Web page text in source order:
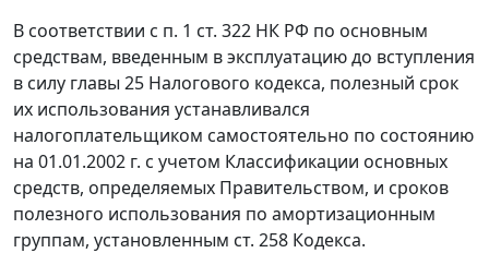
В соответствии с п. 1 ст. 322 НК РФ по основным
средствам, введенным в эксплуатацию до вступления
в силу главы 25 Налогового кодекса, полезный срок
их использования устанавливался
налогоплательщиком самостоятельно по состоянию
на 01.01.2002 г. с учетом Классификации основных
средств, определяемых Правительством, и сроков
полезного использования по амортизационным
группам, установленным ст. 258 Кодекса.